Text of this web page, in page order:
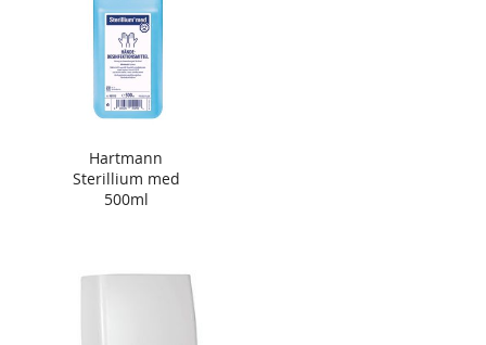
Hartmann
Sterillium med
500ml